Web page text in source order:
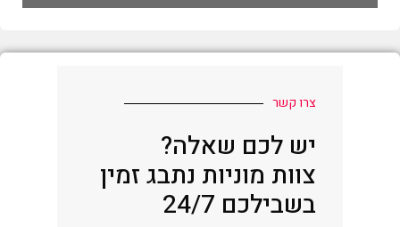
צרו קשר
יש לכם שאלה?
צוות מוניות נתבג זמין
בשבילכם 24/7